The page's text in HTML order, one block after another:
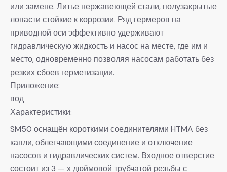
или замене. Литье нержавеющей стали, полузакрытые
лопасти стойкие к коррозии. Ряд гермеров на
приводной оси эффективно удерживают
гидравлическую жидкость и насос на месте, где им и
место, одновременно позволяя насосам работать без
резких сбоев герметизации.
Приложение:
вод
Характеристики:
SM50 оснащён короткими соединителями HTMA без
капли, облегчающими соединение и отключение
насосов и гидравлических систем. Входное отверстие
состоит из 3 — х дюймовой трубчатой резьбы с